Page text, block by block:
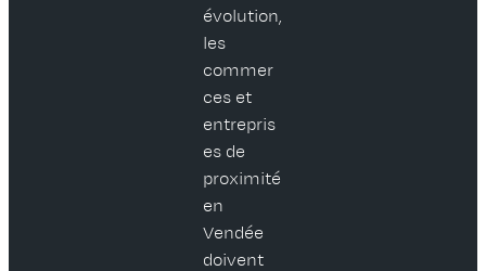
évolution,
les
commer
ces et
entrepris
es de
proximité
en
Vendée
doivent